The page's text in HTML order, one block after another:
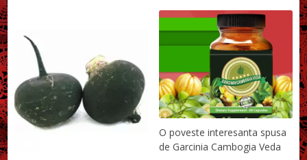
O poveste interesanta spusa
de Garcinia Cambogia Veda